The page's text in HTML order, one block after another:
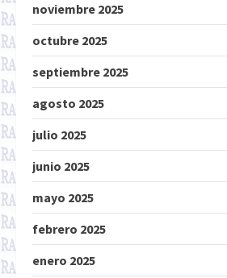
noviembre 2025
octubre 2025
septiembre 2025
agosto 2025
julio 2025
junio 2025
mayo 2025
febrero 2025
enero 2025